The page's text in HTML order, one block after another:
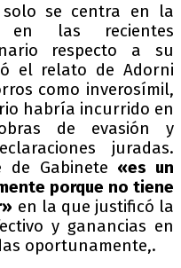
se centra en la
en las recientes
respecto a su
el relato de Adorni
como inverosímil,
habría incurrido en
de evasión y
juradas.
de Gabinete «es un
porque no tiene
en la que justificó la
y ganancias en
oportunamente,.